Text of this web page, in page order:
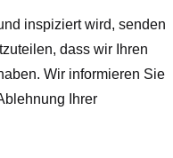
inspiziert wird, senden
dass wir Ihren
Wir informieren Sie
Ihrer